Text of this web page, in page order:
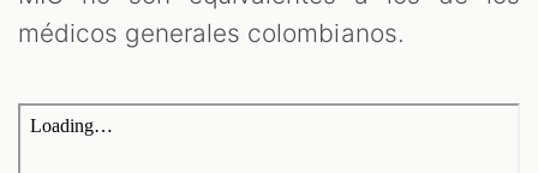
médicos generales colombianos.